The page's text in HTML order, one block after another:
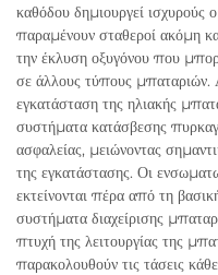
καθόδου δημιουργεί ισχυρούς
παραμένουν σταθεροί ακόμη
την έκλυση οξυγόνου που
σε άλλους τύπους μπαταριών.
εγκατάσταση της ηλιακής
συστήματα κατάσβεσης
ασφαλείας, μειώνοντας
της εγκατάστασης. Οι
εκτείνονται πέρα από τη
συστήματα διαχείρισης
πτυχή της λειτουργίας της
παρακολουθούν τις τάσεις